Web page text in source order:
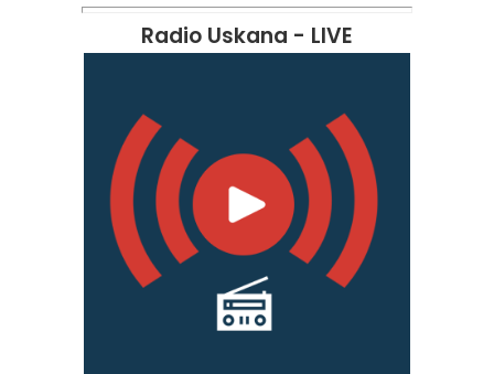
Radio Uskana - LIVE